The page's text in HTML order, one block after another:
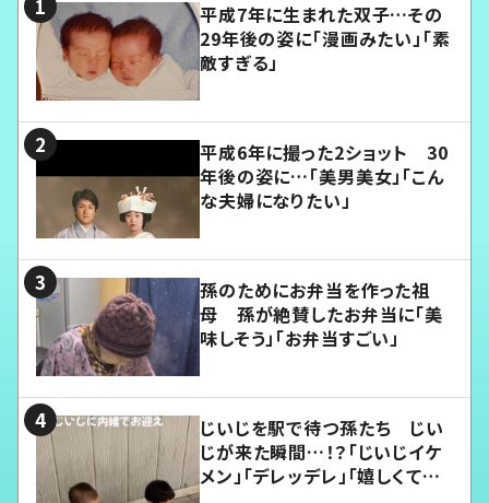
平成7年に生まれた双子…その
29年後の姿に「漫画みたい」「素
敵すぎる」
平成6年に撮った2ショット 30
年後の姿に…「美男美女」「こん
な夫婦になりたい」
孫のためにお弁当を作った祖
母 孫が絶賛したお弁当に「美
味しそう」「お弁当すごい」
じいじを駅で待つ孫たち じい
じが来た瞬間…！？「じいじイケ
メン」「デレッデレ」「嬉しくて可